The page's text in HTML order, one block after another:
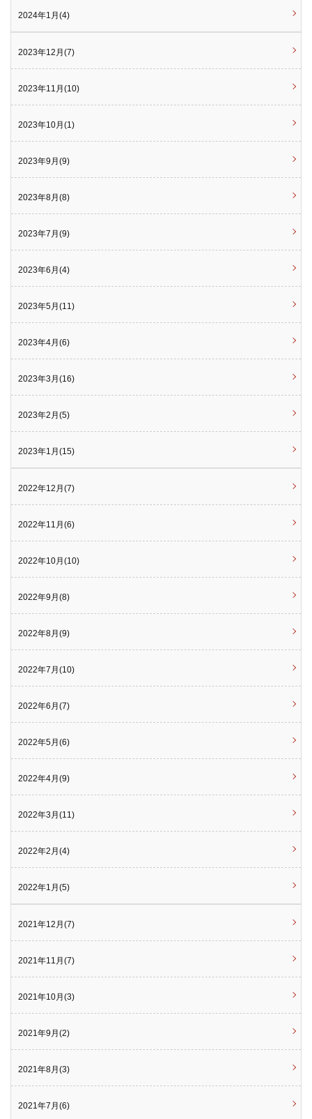
2024年1月(4)
2023年12月(7)
2023年11月(10)
2023年10月(1)
2023年9月(9)
2023年8月(8)
2023年7月(9)
2023年6月(4)
2023年5月(11)
2023年4月(6)
2023年3月(16)
2023年2月(5)
2023年1月(15)
2022年12月(7)
2022年11月(6)
2022年10月(10)
2022年9月(8)
2022年8月(9)
2022年7月(10)
2022年6月(7)
2022年5月(6)
2022年4月(9)
2022年3月(11)
2022年2月(4)
2022年1月(5)
2021年12月(7)
2021年11月(7)
2021年10月(3)
2021年9月(2)
2021年8月(3)
2021年7月(6)